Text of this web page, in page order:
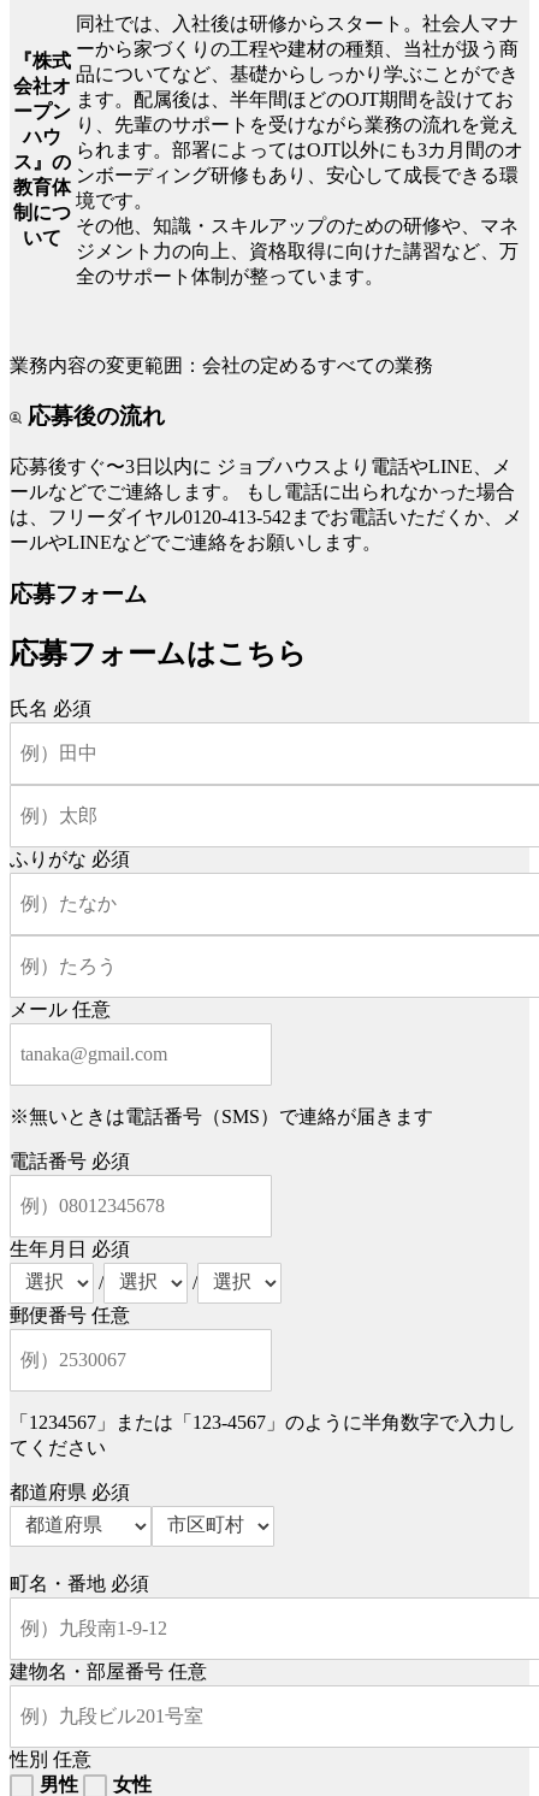
『株式
会社オ
ープン
ハウ
ス』の
教育体
制につ
いて
同社では、入社後は研修からスタート。社会人マナ
ーから家づくりの工程や建材の種類、当社が扱う商
品についてなど、基礎からしっかり学ぶことができ
ます。配属後は、半年間ほどのOJT期間を設けてお
り、先輩のサポートを受けながら業務の流れを覚え
られます。部署によってはOJT以外にも3カ月間のオ
ンボーディング研修もあり、安心して成長できる環
境です。
その他、知識・スキルアップのための研修や、マネ
ジメント力の向上、資格取得に向けた講習など、万
全のサポート体制が整っています。
業務内容の変更範囲：会社の定めるすべての業務
応募後の流れ
応募後すぐ〜3日以内に ジョブハウスより電話やLINE、メ
ールなどでご連絡します。
もし電話に出られなかった場合
は、フリーダイヤル0120-413-542までお電話いただくか、メ
ールやLINEなどでご連絡をお願いします。
応募フォーム
応募フォームはこちら
氏名 必須
ふりがな 必須
メール 任意
※無いときは電話番号（SMS）で連絡が届きます
電話番号 必須
生年月日 必須
/
/
郵便番号 任意
「1234567」または「123-4567」のように半角数字で入力し
てください
都道府県 必須
町名・番地 必須
建物名・部屋番号 任意
性別 任意
男性
女性